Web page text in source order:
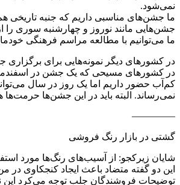
نمی‌شود.
ما جشن‌های مناسبی داریم که جنبه تاریخی هم
جشن‌هایی مانند نوروز و چهارشنبه سوری را
ما می‌توانیم با مطالعه مراسم فرهنگی
در کشورهای دیگر نمونه‌هایی برای
در کشورهای مسیحی که یک جشن در
کم‌آب حضور داریم اما یک روز در سال
نمی‌رساند. البته باید در این جشن‌ها
————–
گشتی در بازار رنگ فروشی
شایان زیرکجو: از آسیب‌ها‌ی رنگ‌ها‌ مورد
این دو گفته متضاد باعث ایجاد کنجکاوی در